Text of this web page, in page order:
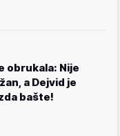
obrukala: Nije
a Dejvid je
bašte!